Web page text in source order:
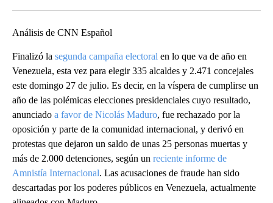
Análisis de CNN Español
Finalizó la segunda campaña electoral en lo que va de año en
Venezuela, esta vez para elegir 335 alcaldes y 2.471 concejales
este domingo 27 de julio. Es decir, en la víspera de cumplirse un
año de las polémicas elecciones presidenciales cuyo resultado,
anunciado a favor de Nicolás Maduro, fue rechazado por la
oposición y parte de la comunidad internacional, y derivó en
protestas que dejaron un saldo de unas 25 personas muertas y
más de 2.000 detenciones, según un reciente informe de
Amnistía Internacional. Las acusaciones de fraude han sido
descartadas por los poderes públicos en Venezuela, actualmente